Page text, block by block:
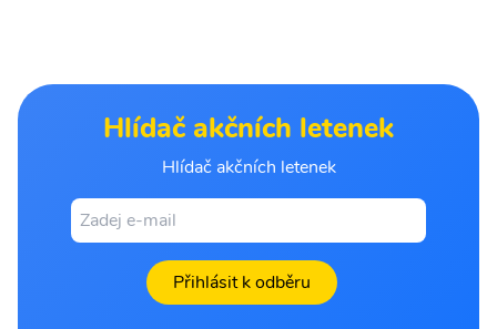
Hlídač akčních letenek
Hlídač akčních letenek
Přihlásit k odběru